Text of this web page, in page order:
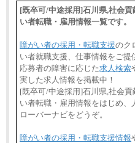
[既卒可/中途採用]石川県,社会
い者転職・雇用情報一覧です。
障がい者の採用・転職支援のク
い者就職支援、仕事情報をご提
応募者の障害に応じた求人検索
実した求人情報を掲載中！
[既卒可/中途採用]石川県,社会
い者転職・雇用情報をはじめ
ローバーナビをどうぞ。
障がい者の採用・転職支援情報